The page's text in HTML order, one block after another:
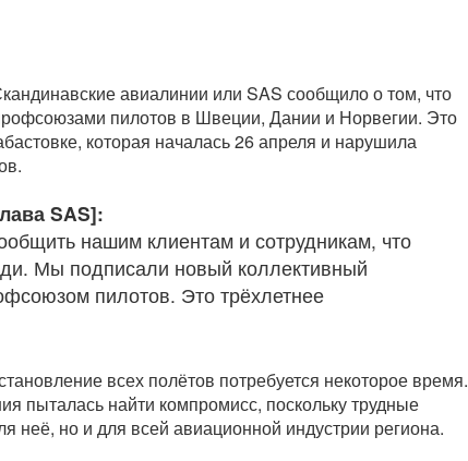
авиалинии или SAS сообщило о том, что
пилотов в Швеции, Дании и Норвегии. Это
которая началась 26 апреля и нарушила
SAS]:
нашим клиентам и сотрудникам, что
Мы подписали новый коллективный
пилотов. Это трёхлетнее
всех полётов потребуется некоторое время.
пыталась найти компромисс, поскольку трудные
неё, но и для всей авиационной индустрии региона.